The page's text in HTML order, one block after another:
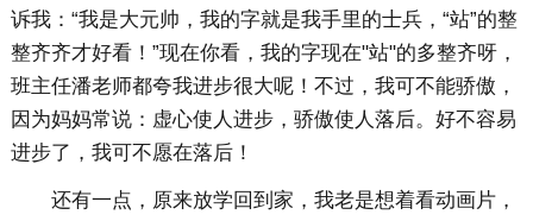
诉我：“我是大元帅，我的字就是我手里的士兵，“站”的整
整齐齐才好看！”现在你看，我的字现在"站"的多整齐呀，
班主任潘老师都夸我进步很大呢！不过，我可不能骄傲，
因为妈妈常说：虚心使人进步，骄傲使人落后。好不容易
进步了，我可不愿在落后！
还有一点，原来放学回到家，我老是想着看动画片，